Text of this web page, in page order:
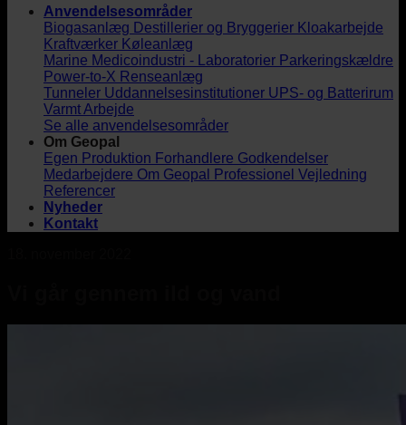
Anvendelsesområder
Biogasanlæg Destillerier og Bryggerier Kloakarbejde
Kraftværker Køleanlæg
Marine Medicoindustri - Laboratorier Parkeringskældre
Power-to-X Renseanlæg
Tunneler Uddannelsesinstitutioner UPS- og Batterirum
Varmt Arbejde
Se alle anvendelsesområder
Om Geopal
Egen Produktion Forhandlere Godkendelser
Medarbejdere Om Geopal
Professionel Vejledning
Referencer
Nyheder
Kontakt